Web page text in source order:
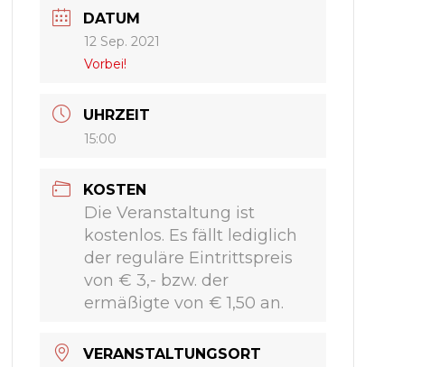
DATUM
12 Sep. 2021
Vorbei!
UHRZEIT
15:00
KOSTEN
Die Veranstaltung ist
kostenlos. Es fällt lediglich
der reguläre Eintrittspreis
von € 3,- bzw. der
ermäßigte von € 1,50 an.
VERANSTALTUNGSORT